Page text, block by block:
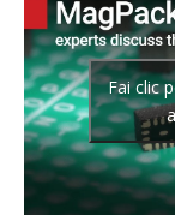
Fai clic